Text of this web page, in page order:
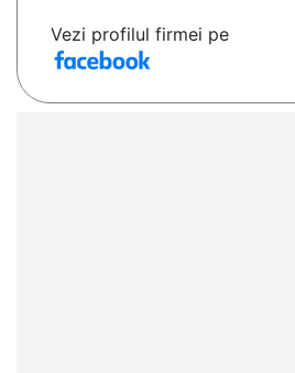
Vezi profilul firmei pe